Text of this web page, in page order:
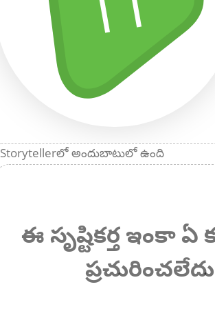
Storytellerలో అందుబాటులో ఉంది
ఈ సృష్టికర్త ఇంకా ఏ